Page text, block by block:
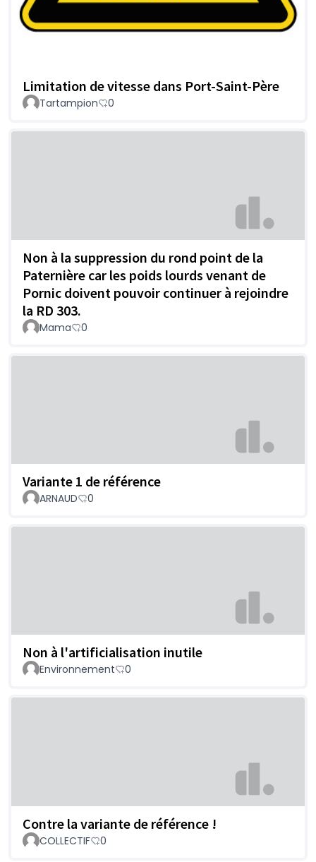
Limitation de vitesse dans Port-Saint-Père
Tartampion 0
Non à la suppression du rond point de la
Paternière car les poids lourds venant de
Pornic doivent pouvoir continuer à rejoindre
la RD 303.
Mama 0
Variante 1 de référence
ARNAUD 0
Non à l'artificialisation inutile
Environnement 0
Contre la variante de référence !
COLLECTIF 0